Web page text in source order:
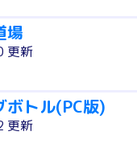
場
更新
ボトル(PC版)
更新